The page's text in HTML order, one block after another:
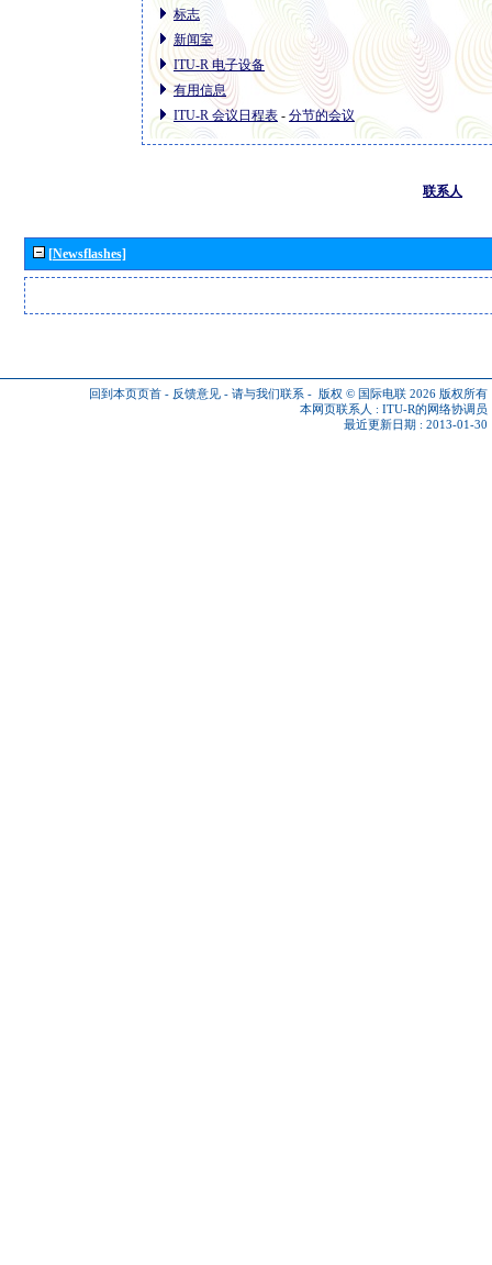
标志
新闻室
ITU-R 电子设备
有用信息
ITU-R 会议日程表 - 分节的会议
联系人
[Newsflashes]
回到本页页首 - 反馈意见 - 请与我们联系 - 版权 © 国际电联 2026 版权所有
本网页联系人 : ITU-R的网络协调员
最近更新日期 : 2013-01-30